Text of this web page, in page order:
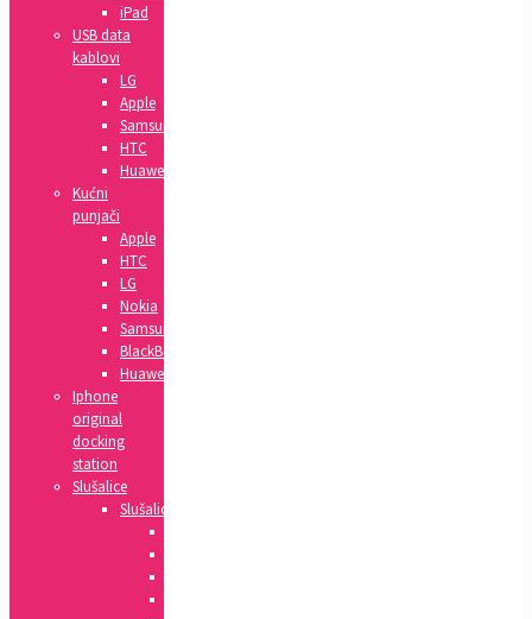
iPad
USB data
kablovi
LG
Apple
Samsung
HTC
Huawei
Kućni
punjači
Apple
HTC
LG
Nokia
Samsung
BlackBerry
Huawei
Iphone
original
docking
station
Slušalice
Slušalice